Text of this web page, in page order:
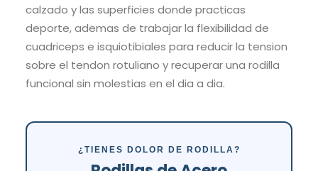
calzado y las superficies donde practicas
deporte, ademas de trabajar la flexibilidad de
cuadriceps e isquiotibiales para reducir la tension
sobre el tendon rotuliano y recuperar una rodilla
funcional sin molestias en el dia a dia.
¿TIENES DOLOR DE RODILLA?